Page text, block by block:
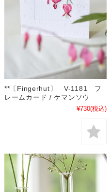
**〔Fingerhut〕 V-1181 フ
レームカード / ケマンソウ
¥730(税込)